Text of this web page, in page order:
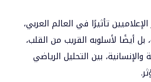
تأثيرًا في العالم العربي،
أيضًا لأسلوبه القريب من القلب،
بين التحليل الرياضي